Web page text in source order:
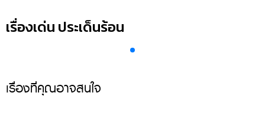
เรื่องเด่น ประเด็นร้อน
เรื่องที่คุณอาจสนใจ